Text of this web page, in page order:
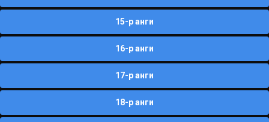
15-р анги
16-р анги
17-р анги
18-р анги